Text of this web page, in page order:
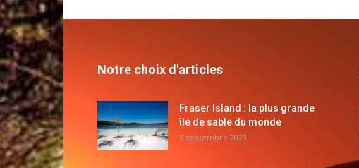
Notre choix d'articles
Fraser Island : la plus grande
île de sable du monde
5 septembre 2023